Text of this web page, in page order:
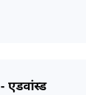
एडवांस्ड